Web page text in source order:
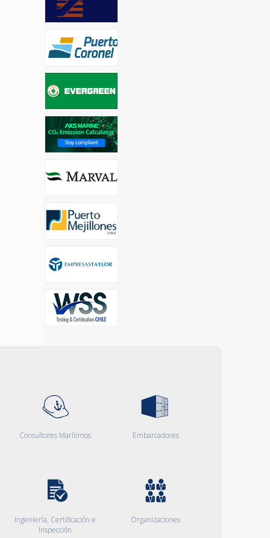
Consultores Marítimos Embarcadores
Ingeniería, Certificación e
Inspección
Organizaciones